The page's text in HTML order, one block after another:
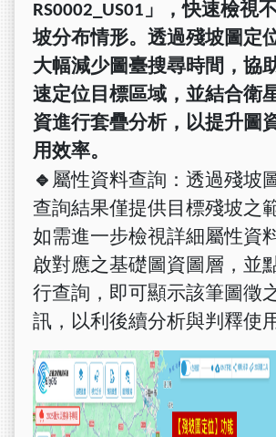
RS0002_US01 」，快速檢視
坡分布情形。透過殘坡圖定
大幅減少圖臺搜尋時間，協
速定位目標區域，並結合衛
資進行套疊分析，以提升圖
用效率。
🔹 屬性資料查詢：透過殘坡
查詢結果僅提供目標殘坡之
如需進一步檢視詳細屬性資
啟對應之基礎圖資圖層，並
行查詢，即可顯示該筆圖徵
訊，以利後續分析與判釋使用